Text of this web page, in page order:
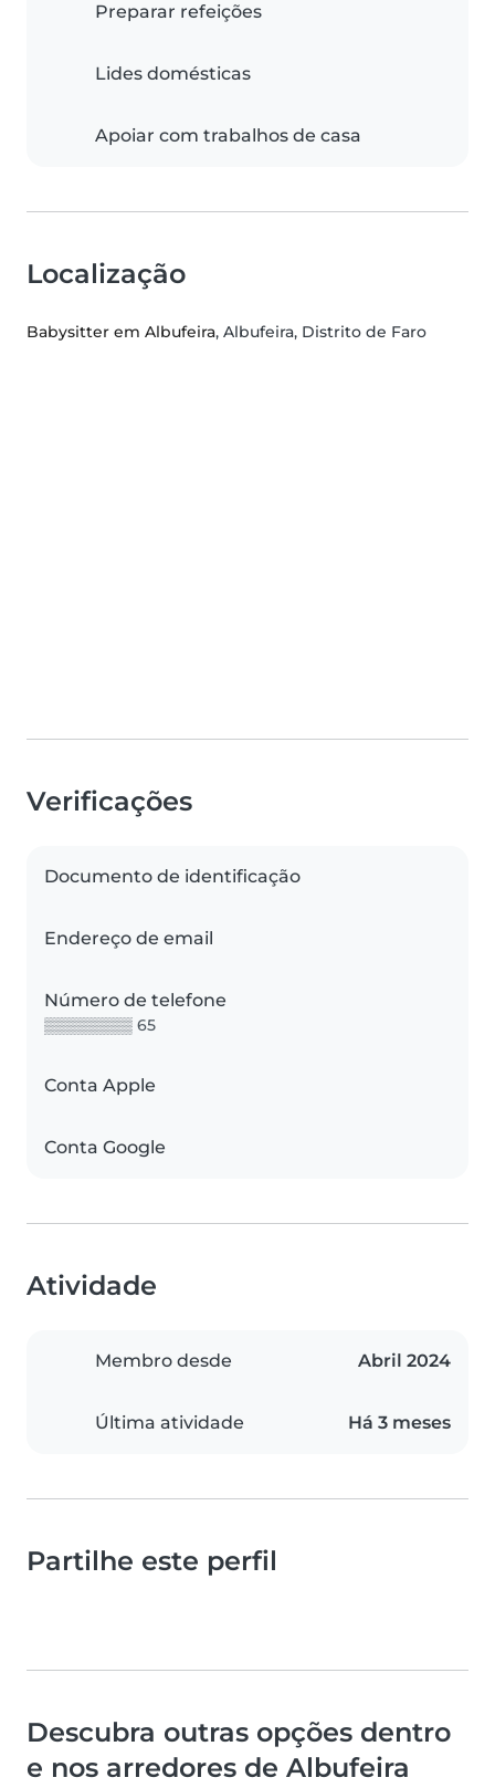
Preparar refeições
Lides domésticas
Apoiar com trabalhos de casa
Localização
Babysitter em Albufeira, Albufeira, Distrito de Faro
Verificações
Documento de identificação
Endereço de email
Número de telefone
▒▒▒▒▒▒▒▒ 65
Conta Apple
Conta Google
Atividade
Membro desde Abril 2024
Última atividade Há 3 meses
Partilhe este perfil
Descubra outras opções dentro
e nos arredores de Albufeira